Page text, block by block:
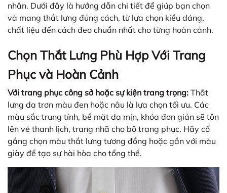
nhân. Dưới đây là hướng dẫn chi tiết để giúp bạn chọn
và mang thắt lưng đúng cách, từ lựa chọn kiểu dáng,
chất liệu đến cách đeo chuẩn nhất cho từng hoàn cảnh.
Chọn Thắt Lưng Phù Hợp Với Trang
Phục và Hoàn Cảnh
Với trang phục công sở hoặc sự kiện trang trọng: Thắt
lưng da trơn màu đen hoặc nâu là lựa chọn tối ưu. Các
màu sắc trung tính, bề mặt da mịn, khóa đơn giản sẽ tôn
lên vẻ thanh lịch, trang nhã cho bộ trang phục. Hãy cố
gắng chọn màu thắt lưng tương đồng hoặc gần với màu
giày để tạo sự hài hòa cho tổng thể.